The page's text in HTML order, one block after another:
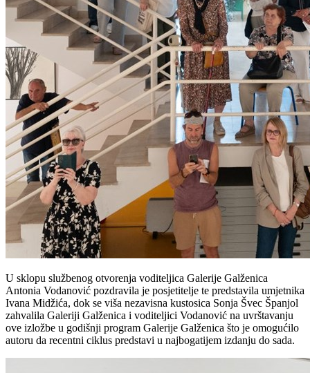
U sklopu službenog otvorenja voditeljica Galerije Galženica
Antonia Vodanović pozdravila je posjetitelje te predstavila umjetnika
Ivana Midžića, dok se viša nezavisna kustosica Sonja Švec Španjol
zahvalila Galeriji Galženica i voditeljici Vodanović na uvrštavanju
ove izložbe u godišnji program Galerije Galženica što je omogućilo
autoru da recentni ciklus predstavi u najbogatijem izdanju do sada.